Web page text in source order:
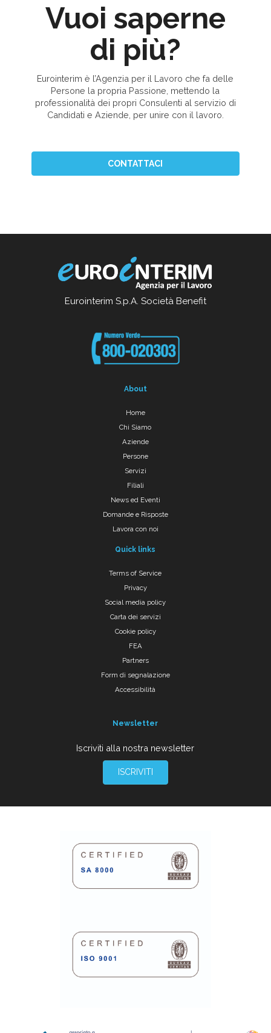
Vuoi saperne
di più?
Eurointerim è l’Agenzia per il Lavoro che fa delle
Persone la propria Passione, mettendo la
professionalità dei propri Consulenti al servizio di
Candidati e Aziende, per unire con il lavoro.
CONTATTACI
Eurointerim S.p.A. Società Benefit
About
Home
Chi Siamo
Aziende
Persone
Servizi
Filiali
News ed Eventi
Domande e Risposte
Lavora con noi
Quick links
Terms of Service
Privacy
Social media policy
Carta dei servizi
Cookie policy
FEA
Partners
Form di segnalazione
Accessibilità
Newsletter
Iscriviti alla nostra newsletter
ISCRIVITI